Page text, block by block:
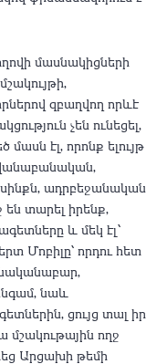
մասնակիցների
զբաղվող որևէ
չեն ունեցել,
էլ, որոնք ելույթ
ադրբեջանական
են տարել իրենք,
և մեկ էլ՝
Մոբիլը՝ որդու հետ
նաև
ցույց տալ իր
մշակութային ողջ
Արցախի թեմի